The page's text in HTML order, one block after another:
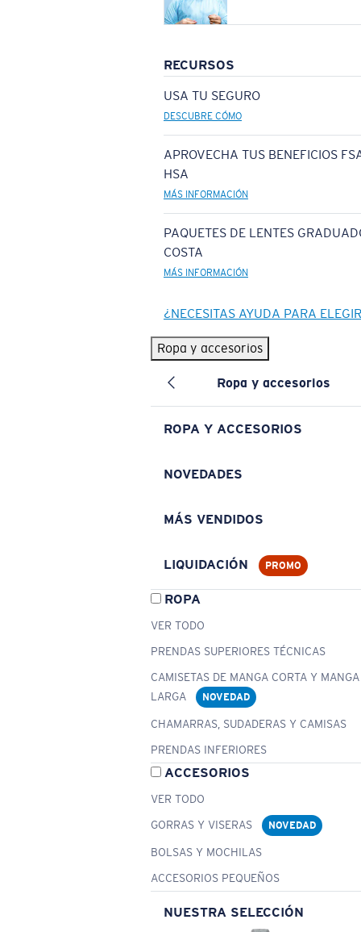
RECURSOS
USA TU SEGURO
DESCUBRE CÓMO
APROVECHA TUS BENEFICIOS
HSA
MÁS INFORMACIÓN
PAQUETES DE LENTES
COSTA
MÁS INFORMACIÓN
¿NECESITAS AYUDA PARA
Ropa y accesorios
Ropa y accesorios
ROPA Y ACCESORIOS
NOVEDADES
MÁS VENDIDOS
LIQUIDACIÓN PROMO
ROPA
VER TODO
PRENDAS SUPERIORES TÉCNICAS
CAMISETAS DE MANGA CORTA Y MANGA
LARGA
NOVEDAD
CHAMARRAS, SUDADERAS Y CAMISAS
PRENDAS INFERIORES
ACCESORIOS
VER TODO
GORRAS Y VISERAS
NOVEDAD
BOLSAS Y MOCHILAS
ACCESORIOS PEQUEÑOS
NUESTRA SELECCIÓN